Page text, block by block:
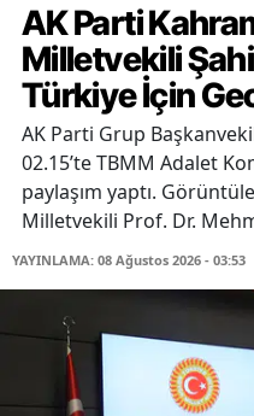
AK Parti
Milletvekili
Türkiye İçin
AK Parti Grup
02.15’te TBMM Adalet
paylaşım yaptı.
Milletvekili Prof. Dr.
YAYINLAMA: 08 Ağustos 2026 - 03:53